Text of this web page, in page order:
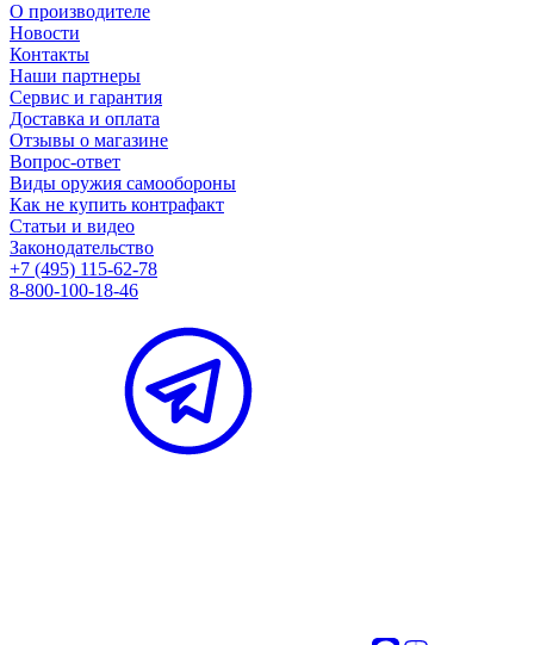
О производителе
Новости
Контакты
Наши партнеры
Сервис и гарантия
Доставка и оплата
Отзывы о магазине
Вопрос-ответ
Виды оружия самообороны
Как не купить контрафакт
Статьи и видео
Законодательство
+7 (495) 115-62-78
8-800-100-18-46